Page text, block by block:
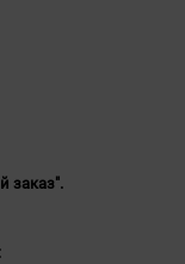
заказ".